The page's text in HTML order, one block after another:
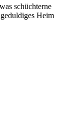
schüchterne
Heim